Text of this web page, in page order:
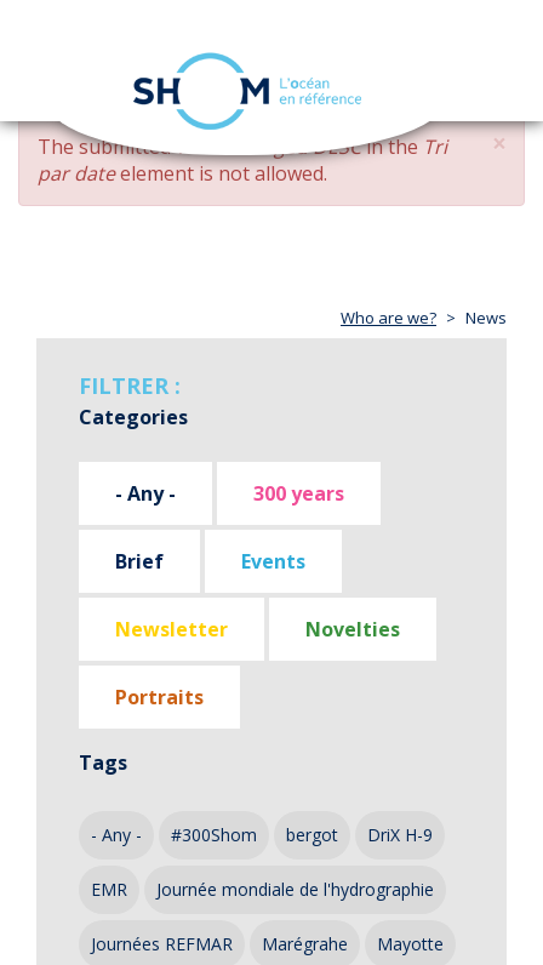
Skip
main
content
navigation
×
ERROR
MESSAGE
The submitted value changed DESCin the Tri
par dateelement is not allowed.
Who are we? News
FILTRER :
Categories
- Any - 300 years
Brief Events
Newsletter Novelties
Portraits
Tags
- Any - #300Shom bergot DriX H-9
EMR Journée mondiale de l'hydrographie
Journées REFMAR Marégrahe Mayotte